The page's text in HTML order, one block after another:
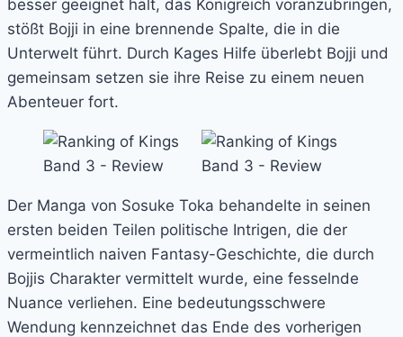
besser geeignet hält, das Königreich voranzubringen,
stößt Bojji in eine brennende Spalte, die in die
Unterwelt führt. Durch Kages Hilfe überlebt Bojji und
gemeinsam setzen sie ihre Reise zu einem neuen
Abenteuer fort.
Der Manga von Sosuke Toka behandelte in seinen
ersten beiden Teilen politische Intrigen, die der
vermeintlich naiven Fantasy-Geschichte, die durch
Bojjis Charakter vermittelt wurde, eine fesselnde
Nuance verliehen. Eine bedeutungsschwere
Wendung kennzeichnet das Ende des vorherigen